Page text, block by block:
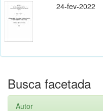
24-fev-2022
Busca facetada
Autor